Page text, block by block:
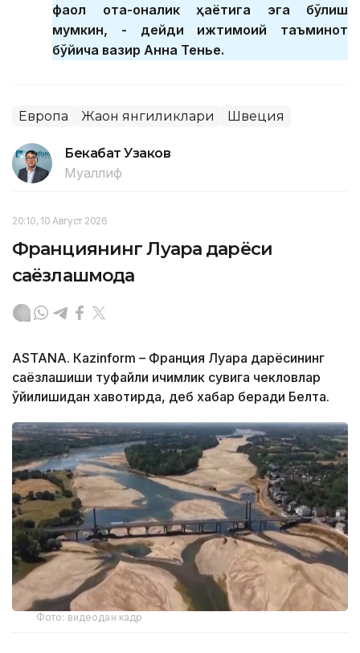
фаол ота-оналик ҳаётига эга бўлиш
мумкин, - дейди ижтимоий таъминот
бўйича вазир Анна Тенье.
Европа Жаҳон янгиликлари Швеция
Бекабат Узаков
Муаллиф
20:10, 10 Август 2026
Франциянинг Луара дарёси
саёзлашмоқда
ASTANА. Кazinform – Франция Луара дарёсининг
саёзлашиши туфайли ичимлик сувига чекловлар
қўйилишидан хавотирда, деб хабар беради Белта.
Фото: видеодан кадр